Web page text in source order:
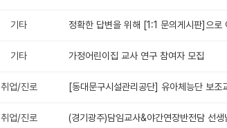
기타 정확한 답변을 위해 [1:1 문의게시판]으로
기타 가정어린이집 교사 연구 참여자 모집
취업/진로 [동대문구시설관리공단] 유아체능단 보
취업/진로 (경기광주)담임교사&야간연장반전담 선